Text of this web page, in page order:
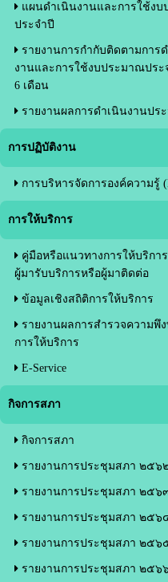
แผนดำเนินงานและการใช้ง
ประจำปี
รายงานการกำกับติดตามการ
งานและการใช้งบประมาณประ
6 เดือน
รายงานผลการดำเนินงานปร
การปฏิบัติงาน
การบริหารจัดการองค์ความรู้
การให้บริการ
คู่มือหรือแนวทางการให้บริกา
ผู้มารับบริการหรือผู้มาติดต่อ
ข้อมูลเชิงสถิติการให้บริการ
รายงานผลการสำรวจความพึง
การให้บริการ
E-Service
กิจการสภา
กิจการสภา
รายงานการประชุมสภา ๒๕๖
รายงานการประชุมสภา ๒๕๖
รายงานการประชุมสภา ๒๕๖
รายงานการประชุมสภา ๒๕๖
รายงานการประชุมสภา ๒๕๖